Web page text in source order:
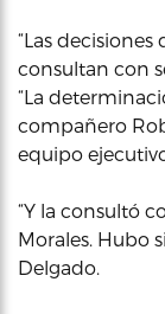
“Las
consultan con
“La
compañero
equipo
“Y la consultó
Morales. Hubo
Delgado.